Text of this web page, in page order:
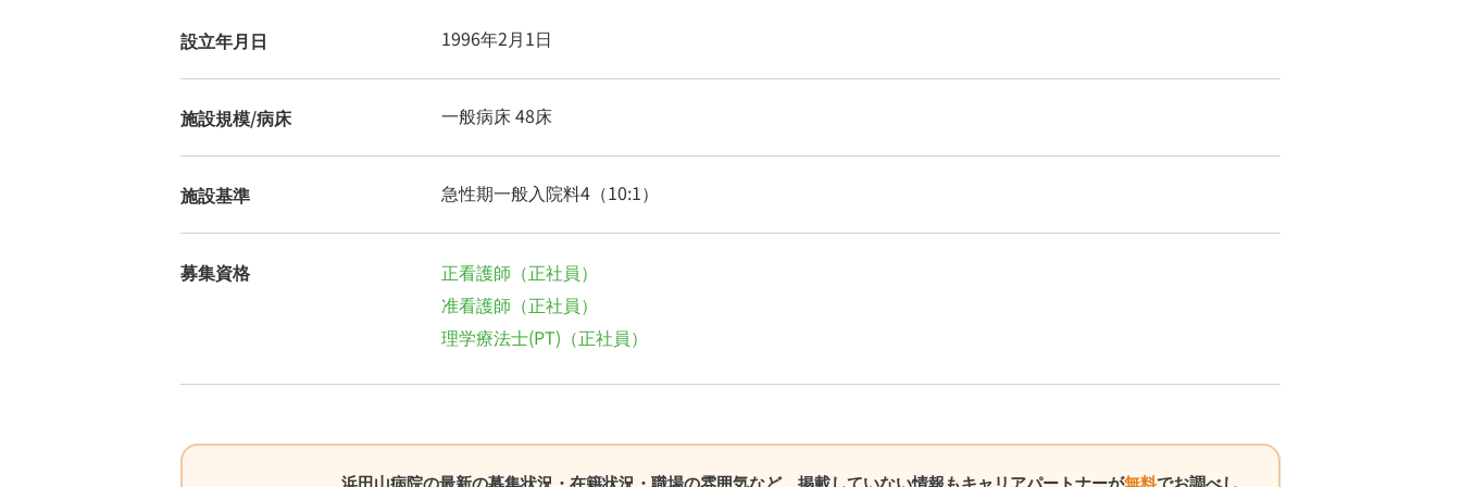
設立年月日 1996年2月1日
施設規模/病床 一般病床 48床
施設基準 急性期一般入院料4（10:1）
募集資格
正看護師（正社員）
准看護師（正社員）
理学療法士(PT)（正社員）